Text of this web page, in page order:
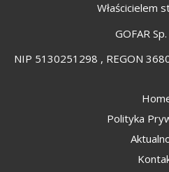
Właścicielem
GOFAR
NIP 5130251298 , REGON
Polityka